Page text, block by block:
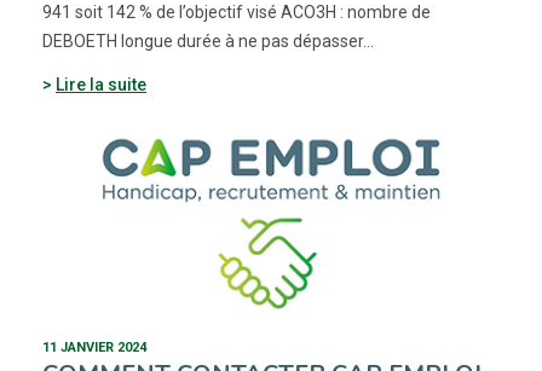
941 soit 142 % de l’objectif visé ACO3H : nombre de
DEBOETH longue durée à ne pas dépasser…
Lire la suite
11 JANVIER 2024